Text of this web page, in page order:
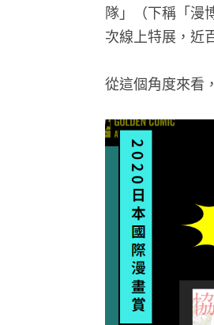
隊」（下稱「漫
次線上特展，近
從這個角度來看